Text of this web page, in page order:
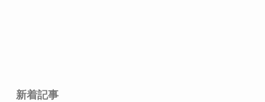
新着記事